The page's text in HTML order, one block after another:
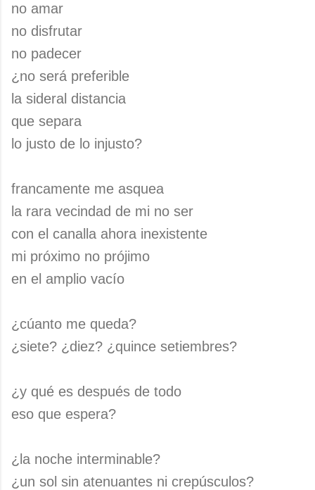
no amar
no disfrutar
no padecer
¿no será preferible
la sideral distancia
que separa
lo justo de lo injusto?
francamente me asquea
la rara vecindad de mi no ser
con el canalla ahora inexistente
mi próximo no prójimo
en el amplio vacío
¿cúanto me queda?
¿siete? ¿diez? ¿quince setiembres?
¿y qué es después de todo
eso que espera?
¿la noche interminable?
¿un sol sin atenuantes ni crepúsculos?